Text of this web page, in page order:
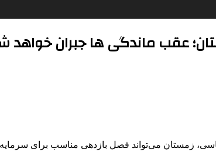
عقب ماندگی ها جبران خواهد
زمستان می‌تواند فصل بازدهی مناسب برای